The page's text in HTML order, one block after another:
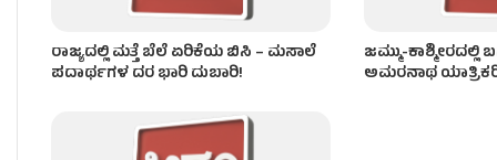
ರಾಜ್ಯದಲ್ಲಿ ಮತ್ತೆ ಬೆಲೆ ಏರಿಕೆಯ ಬಿಸಿ – ಮಸಾಲೆ
ಪದಾರ್ಥಗಳ ದರ ಭಾರಿ ದುಬಾರಿ!
ಜಮ್ಮು-
ಅಮರನಾಥ